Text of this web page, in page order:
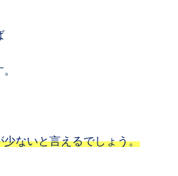
ないと言えるでしょう。